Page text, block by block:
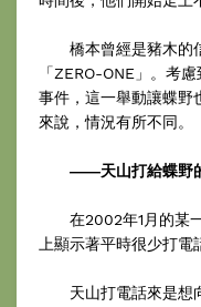
橋本曾經是豬木的信
「ZERO-ONE」。考
事件，這一舉動讓蝶野
來說，情況有所不同。
――天山打給蝶野
在2002年1月的某一
上顯示著平時很少打電
天山打電話來是想向